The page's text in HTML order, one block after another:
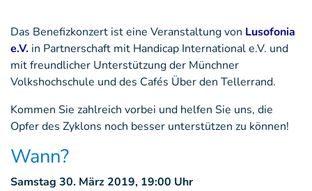
Das Benefizkonzert ist eine Veranstaltung von Lusofonia
e.V. in Partnerschaft mit Handicap International e.V. und
mit freundlicher Unterstützung der Münchner
Volkshochschule und des Cafés Über den Tellerrand.
Kommen Sie zahlreich vorbei und helfen Sie uns, die
Opfer des Zyklons noch besser unterstützen zu können!
Wann?
Samstag 30. März 2019, 19:00 Uhr